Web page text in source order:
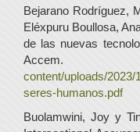
Bejarano Rodríguez,
Eléxpuru Boullosa,
de las nuevas
content/uploads/
seres-humanos.pdf
Buolamwini, Joy y